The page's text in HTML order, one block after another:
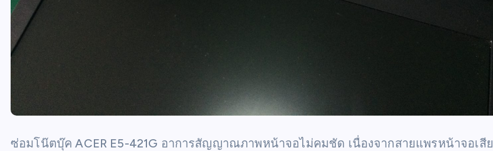
ซ่อมโน๊ตบุ๊ค ACER E5-421G อาการสัญญาณภาพหน้าจอไม่คมชัด เนื่องจากสายแพรหน้าจอเสีย